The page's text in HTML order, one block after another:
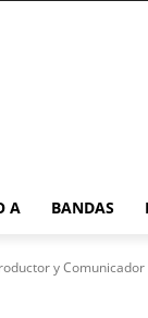
A BANDAS
y Comunicador